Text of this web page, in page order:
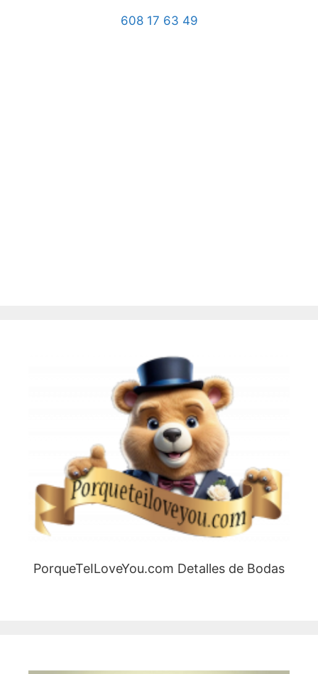
608 17 63 49
PorqueTeILoveYou.com Detalles de Bodas